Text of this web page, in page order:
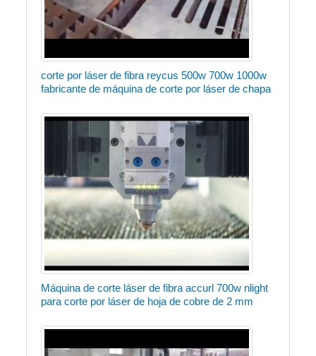
corte por láser de fibra reycus 500w 700w 1000w
fabricante de máquina de corte por láser de chapa
Máquina de corte láser de fibra accurl 700w nlight
para corte por láser de hoja de cobre de 2 mm